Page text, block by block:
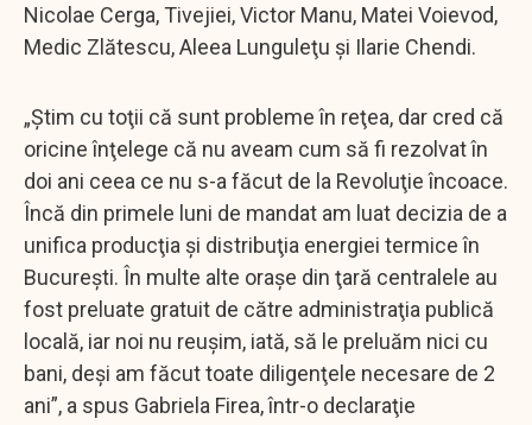
Nicolae Cerga, Tivejiei, Victor Manu, Matei Voievod,
Medic Zlătescu, Aleea Lunguleţu şi Ilarie Chendi.
„Ştim cu toţii că sunt probleme în reţea, dar cred că
oricine înţelege că nu aveam cum să fi rezolvat în
doi ani ceea ce nu s-a făcut de la Revoluţie încoace.
Încă din primele luni de mandat am luat decizia de a
unifica producţia şi distribuţia energiei termice în
Bucureşti. În multe alte oraşe din ţară centralele au
fost preluate gratuit de către administraţia publică
locală, iar noi nu reuşim, iată, să le preluăm nici cu
bani, deşi am făcut toate diligenţele necesare de 2
ani”, a spus Gabriela Firea, într-o declaraţie